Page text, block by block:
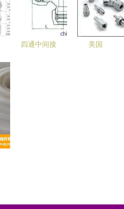
引领者
四通中间接
美国